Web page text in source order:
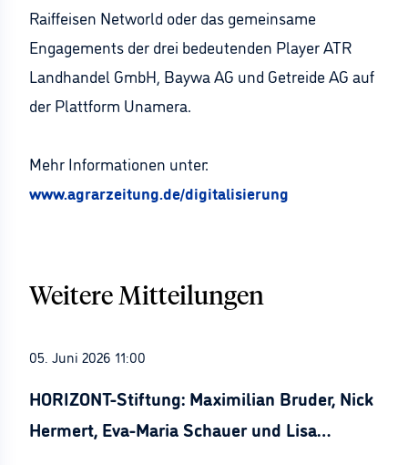
Raiffeisen Networld oder das gemeinsame
Engagements der drei bedeutenden Player ATR
Landhandel GmbH, Baywa AG und Getreide AG auf
der Plattform Unamera.
Mehr Informationen unter:
www.agrarzeitung.de/digitalisierung
Weitere Mitteilungen
05. Juni 2026 11:00
HORIZONT-Stiftung: Maximilian Bruder, Nick
Hermert, Eva-Maria Schauer und Lisa